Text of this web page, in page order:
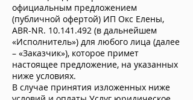
официальным предложением
(публичной офертой) ИП Окс Елены,
ABR-NR. 10.141.492 (в дальнейшем
«Исполнитель») для любого лица (далее
– «Заказчик»), которое примет
настоящее предложение, на указанных
ниже условиях.
В случае принятия изложенных ниже